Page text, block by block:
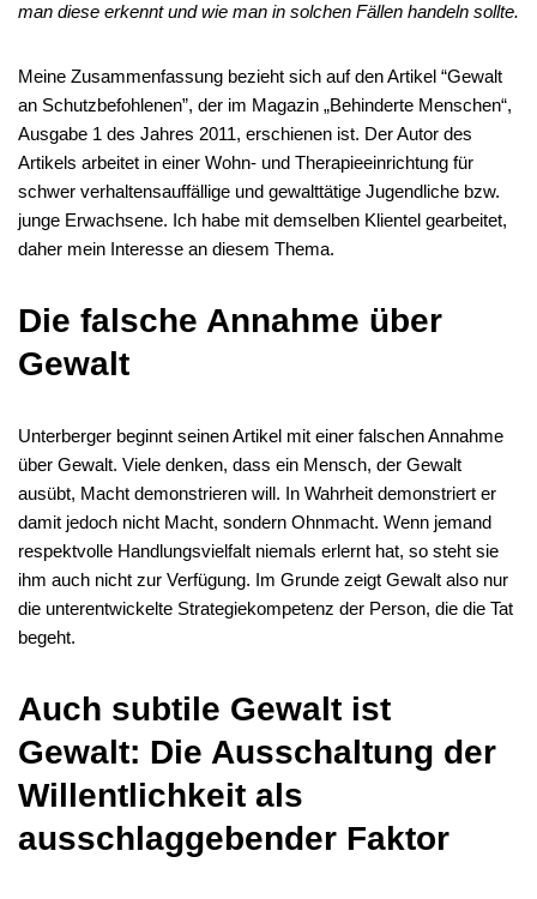
man diese erkennt und wie man in solchen Fällen handeln sollte.
Meine Zusammenfassung bezieht sich auf den Artikel “Gewalt
an Schutzbefohlenen”, der im Magazin „Behinderte Menschen“,
Ausgabe 1 des Jahres 2011, erschienen ist. Der Autor des
Artikels arbeitet in einer Wohn- und Therapieeinrichtung für
schwer verhaltensauffällige und gewalttätige Jugendliche bzw.
junge Erwachsene. Ich habe mit demselben Klientel gearbeitet,
daher mein Interesse an diesem Thema.
Die falsche Annahme über
Gewalt
Unterberger beginnt seinen Artikel mit einer falschen Annahme
über Gewalt. Viele denken, dass ein Mensch, der Gewalt
ausübt, Macht demonstrieren will. In Wahrheit demonstriert er
damit jedoch nicht Macht, sondern Ohnmacht. Wenn jemand
respektvolle Handlungsvielfalt niemals erlernt hat, so steht sie
ihm auch nicht zur Verfügung. Im Grunde zeigt Gewalt also nur
die unterentwickelte Strategiekompetenz der Person, die die Tat
begeht.
Auch subtile Gewalt ist
Gewalt: Die Ausschaltung der
Willentlichkeit als
ausschlaggebender Faktor